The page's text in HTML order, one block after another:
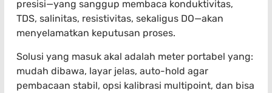
presisi—yang sanggup membaca konduktivitas,
TDS, salinitas, resistivitas, sekaligus DO—akan
menyelamatkan keputusan proses.
Solusi yang masuk akal adalah meter portabel yang:
mudah dibawa, layar jelas, auto-hold agar
pembacaan stabil, opsi kalibrasi multipoint, dan bisa